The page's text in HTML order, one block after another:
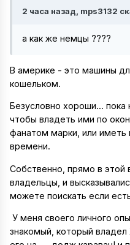
2 часа назад, mps3132
а как же немцы ????
В америке - это машины
кошельком.
Безусловно хороши... пока
чтобы владеть ими по
фанатом марки, или иметь
времени.
Собственно, прямо в этой
владельцы, и
можете поискать если
У меня своего личного
знакомый, который